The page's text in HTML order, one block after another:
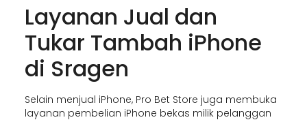
Layanan Jual dan
Tukar Tambah iPhone
di Sragen
Selain menjual iPhone, Pro Bet Store juga membuka
layanan pembelian iPhone bekas milik pelanggan